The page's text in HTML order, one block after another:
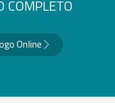
COMPLETO
Online